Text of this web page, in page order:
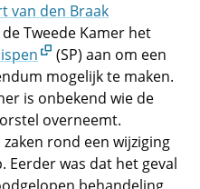
van den Braak
Tweede Kamer het
(SP) aan om een
mogelijk te maken.
is onbekend wie de
overneemt.
rond een wijziging
Eerder was dat het geval